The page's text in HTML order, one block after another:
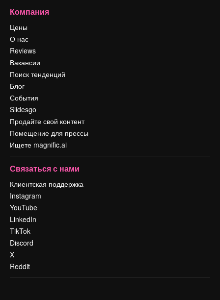
Компания
Цены
О нас
Reviews
Вакансии
Поиск тенденций
Блог
События
Slidesgo
Продайте свой контент
Помещение для прессы
Ищете magnific.ai
Связаться с нами
Клиентская поддержка
Instagram
YouTube
LinkedIn
TikTok
Discord
X
Reddit